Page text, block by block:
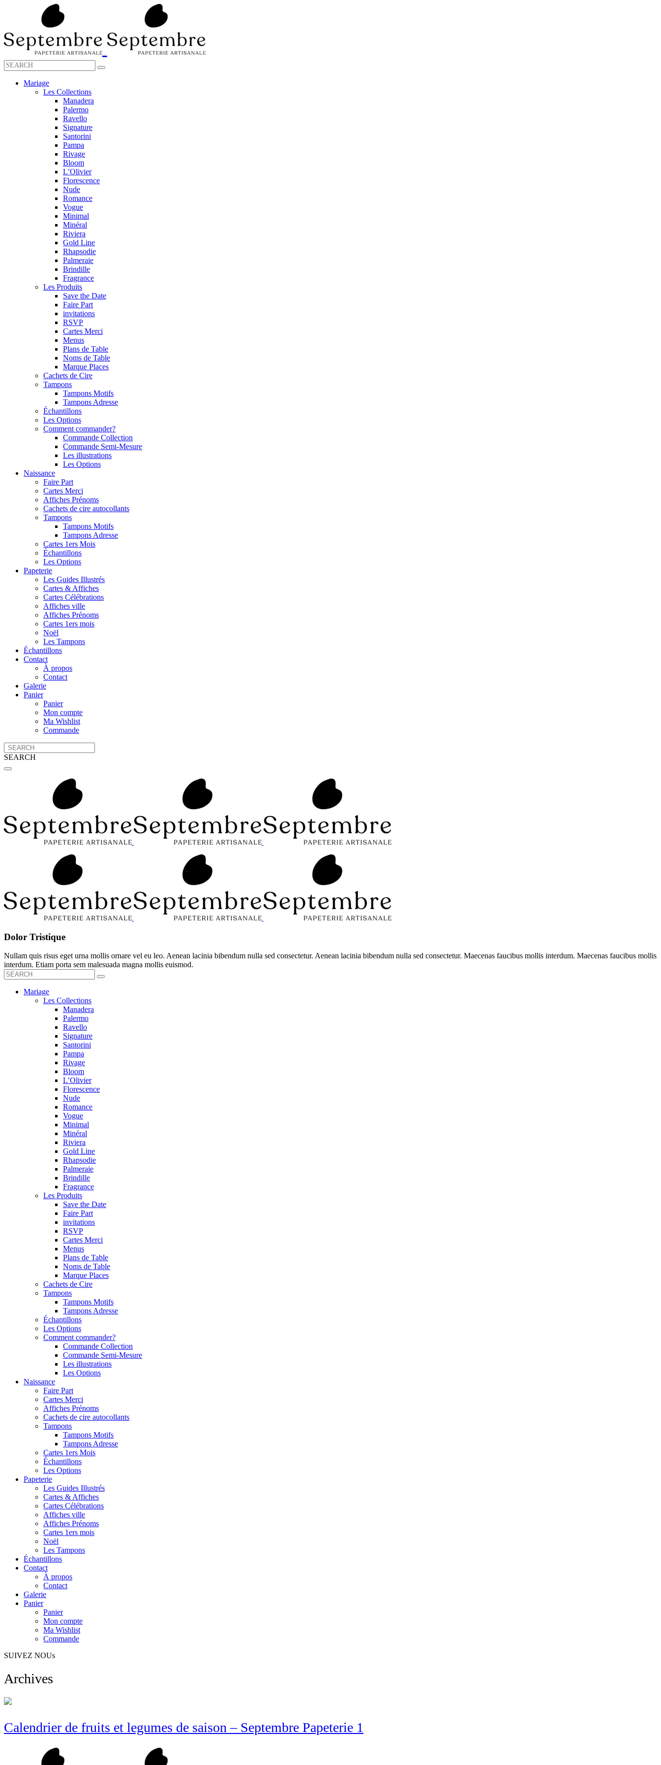
Mariage
Les Collections
Manadera
Palermo
Ravello
Signature
Santorini
Pampa
Rivage
Bloom
L’Olivier
Florescence
Nude
Romance
Vogue
Minimal
Minéral
Riviera
Gold Line
Rhapsodie
Palmeraie
Brindille
Fragrance
Les Produits
Save the Date
Faire Part
invitations
RSVP
Cartes Merci
Menus
Plans de Table
Noms de Table
Marque Places
Cachets de Cire
Tampons
Tampons Motifs
Tampons Adresse
Échantillons
Les Options
Comment commander?
Commande Collection
Commande Semi-Mesure
Les illustrations
Les Options
Naissance
Faire Part
Cartes Merci
Affiches Prénoms
Cachets de cire autocollants
Tampons
Tampons Motifs
Tampons Adresse
Cartes 1ers Mois
Échantillons
Les Options
Papeterie
Les Guides Illustrés
Cartes & Affiches
Cartes Célébrations
Affiches ville
Affiches Prénoms
Cartes 1ers mois
Noël
Les Tampons
Échantillons
Contact
À propos
Contact
Galerie
Panier
Panier
Mon compte
Ma Wishlist
Commande
SEARCH
Dolor Tristique
Nullam quis risus eget urna mollis ornare vel eu leo. Aenean lacinia bibendum nulla sed consectetur. Aenean lacinia bibendum nulla sed consectetur. Maecenas faucibus mollis interdum. Maecenas faucibus mollis
interdum. Etiam porta sem malesuada magna mollis euismod.
Mariage
Les Collections
Manadera
Palermo
Ravello
Signature
Santorini
Pampa
Rivage
Bloom
L’Olivier
Florescence
Nude
Romance
Vogue
Minimal
Minéral
Riviera
Gold Line
Rhapsodie
Palmeraie
Brindille
Fragrance
Les Produits
Save the Date
Faire Part
invitations
RSVP
Cartes Merci
Menus
Plans de Table
Noms de Table
Marque Places
Cachets de Cire
Tampons
Tampons Motifs
Tampons Adresse
Échantillons
Les Options
Comment commander?
Commande Collection
Commande Semi-Mesure
Les illustrations
Les Options
Naissance
Faire Part
Cartes Merci
Affiches Prénoms
Cachets de cire autocollants
Tampons
Tampons Motifs
Tampons Adresse
Cartes 1ers Mois
Échantillons
Les Options
Papeterie
Les Guides Illustrés
Cartes & Affiches
Cartes Célébrations
Affiches ville
Affiches Prénoms
Cartes 1ers mois
Noël
Les Tampons
Échantillons
Contact
À propos
Contact
Galerie
Panier
Panier
Mon compte
Ma Wishlist
Commande
SUIVEZ NOUs
Archives
Calendrier de fruits et legumes de saison – Septembre Papeterie 1